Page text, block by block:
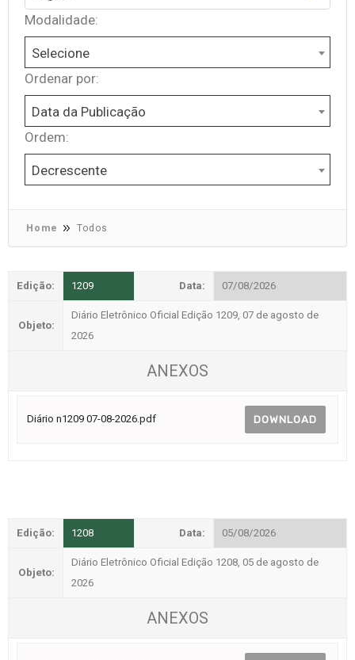
Modalidade:
Selecione
Ordenar por:
Data da Publicação
Ordem:
Decrescente
Home Todos
Edição: 1209 Data: 07/08/2026
Objeto:
Diário Eletrônico Oficial Edição 1209, 07 de agosto de
2026
ANEXOS
Diário n1209 07-08-2026.pdf DOWNLOAD
Edição: 1208 Data: 05/08/2026
Objeto:
Diário Eletrônico Oficial Edição 1208, 05 de agosto de
2026
ANEXOS